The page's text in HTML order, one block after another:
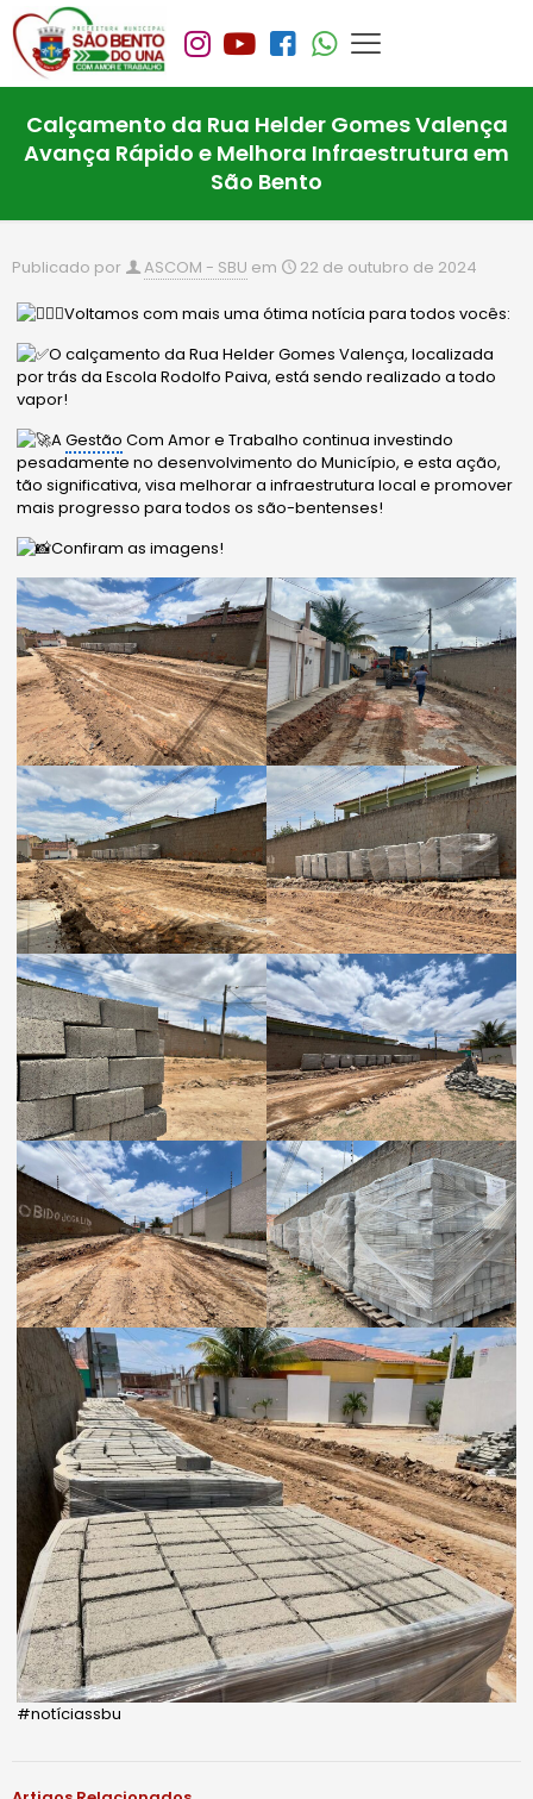
Calçamento da Rua Helder Gomes Valença
Avança Rápido e Melhora Infraestrutura em
São Bento
Publicado por ASCOM - SBU em 22 de outubro de 2024
Voltamos com mais uma ótima notícia para todos vocês:
O calçamento da Rua Helder Gomes Valença, localizada
por trás da Escola Rodolfo Paiva, está sendo realizado a todo
vapor!
AGestão Com Amor e Trabalho continua investindo
pesadamente no desenvolvimento do Município, e esta ação,
tão significativa, visa melhorar a infraestrutura local e promover
mais progresso para todos os são-bentenses!
Confiram as imagens!
#notíciassbu